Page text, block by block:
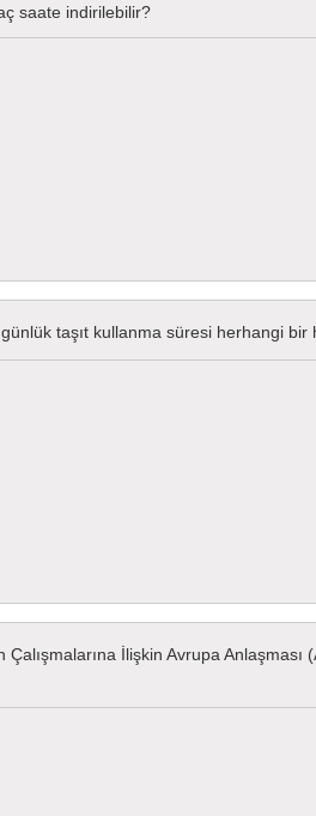
saate indirilebilir?
taşıt kullanma süresi herhangi bir
Çalışmalarına İlişkin Avrupa